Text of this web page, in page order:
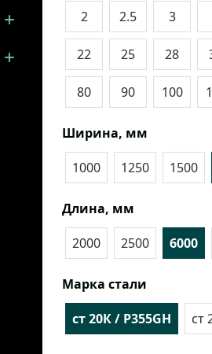
2
2.5 3
22 25 28
80 90 100
Ширина, мм
1000
1250 1500
Длина, мм
2000
2500 6000
Марка стали
cт 20К / P355GH
ст